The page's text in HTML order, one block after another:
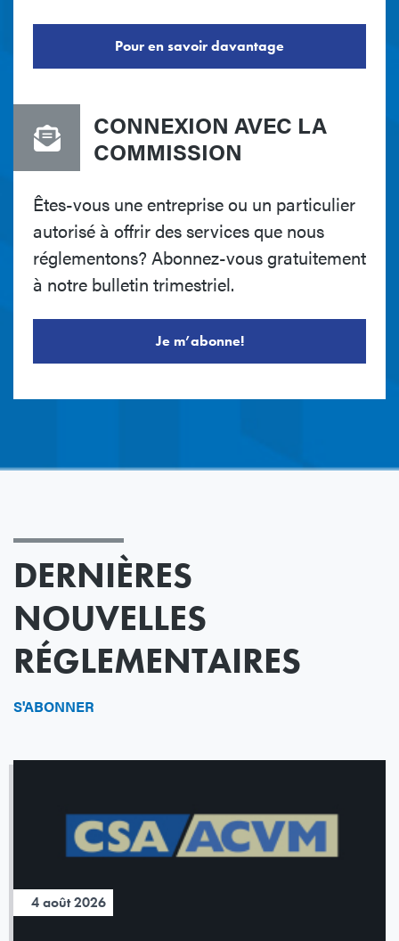
Pour en savoir davantage
CONNEXION AVEC LA
COMMISSION
Êtes-vous une entreprise ou un particulier
autorisé à offrir des services que nous
réglementons? Abonnez-vous gratuitement
à notre bulletin trimestriel.
Je m’abonne!
DERNIÈRES
NOUVELLES
RÉGLEMENTAIRES
S'ABONNER
4 août 2026